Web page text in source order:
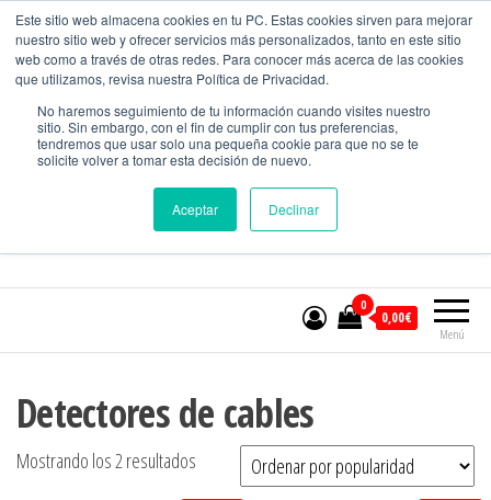
Este sitio web almacena cookies en tu PC. Estas cookies sirven para mejorar
nuestro sitio web y ofrecer servicios más personalizados, tanto en este sitio
web como a través de otras redes. Para conocer más acerca de las cookies
que utilizamos, revisa nuestra Política de Privacidad.
No haremos seguimiento de tu información cuando visites nuestro
sitio. Sin embargo, con el fin de cumplir con tus preferencias,
tendremos que usar solo una pequeña cookie para que no se te
solicite volver a tomar esta decisión de nuevo.
Aceptar Declinar
CONTACTO
MundoMedicion
Equipos para el control de calidad.
601394965
Menú
0
0,00€
Detectores de cables
Mostrando los 2 resultados